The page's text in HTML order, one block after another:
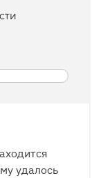
удалось